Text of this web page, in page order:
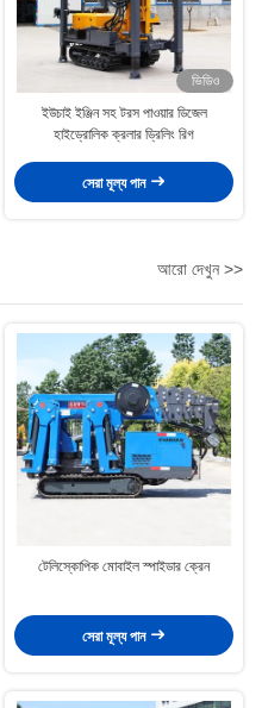
ভিডিও
ইউচাই ইঞ্জিন সহ টরস পাওয়ার ডিজেল
হাইড্রোলিক ক্রলার ড্রিলিং রিগ
সেরা মূল্য পান
আরো দেখুন >>
টেলিস্কোপিক মোবাইল স্পাইডার ক্রেন
সেরা মূল্য পান